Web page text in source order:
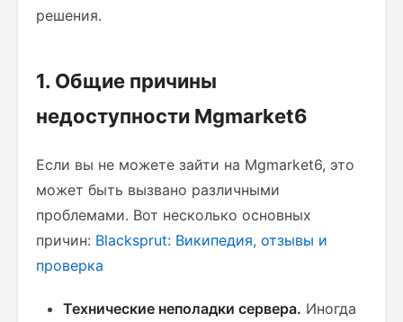
решения.
1. Общие причины
недоступности Mgmarket6
Если вы не можете зайти на Mgmarket6, это
может быть вызвано различными
проблемами. Вот несколько основных
причин: Blacksprut: Википедия, отзывы и
проверка
Технические неполадки сервера. Иногда